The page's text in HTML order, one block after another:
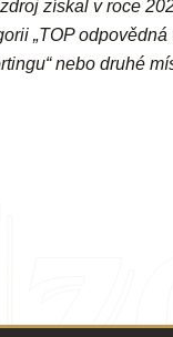
získal v roce
„TOP
nebo druhé